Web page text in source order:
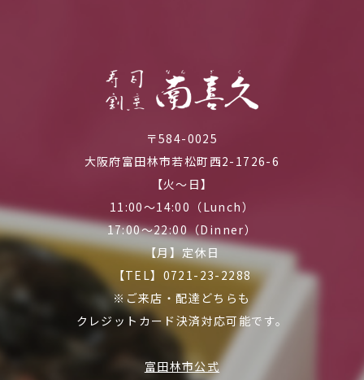
〒584-0025
大阪府富田林市若松町西2-1726-6
【火～日】
11:00～14:00（Lunch）
17:00～22:00（Dinner）
【月】定休日
【TEL】0721-23-2288
※ご来店・配達どちらも
クレジットカード決済対応可能です。
富田林市公式